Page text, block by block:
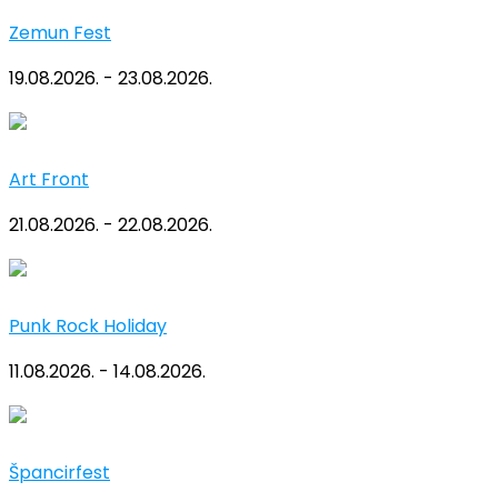
Zemun Fest
19.08.2026. - 23.08.2026.
Art Front
21.08.2026. - 22.08.2026.
Punk Rock Holiday
11.08.2026. - 14.08.2026.
Špancirfest